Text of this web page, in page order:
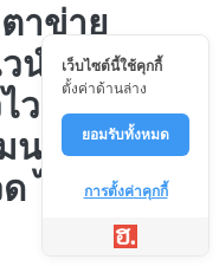
าข่าย
น์แมน, รั้ว
วน์แมน,
น, ลวด
ไวน์แมน
เว็บไซต์นี้ใช้คุกกี้
ตั้งค่าด้านล่าง
ยอมรับทั้งหมด
การตั้งค่าคุกกี้